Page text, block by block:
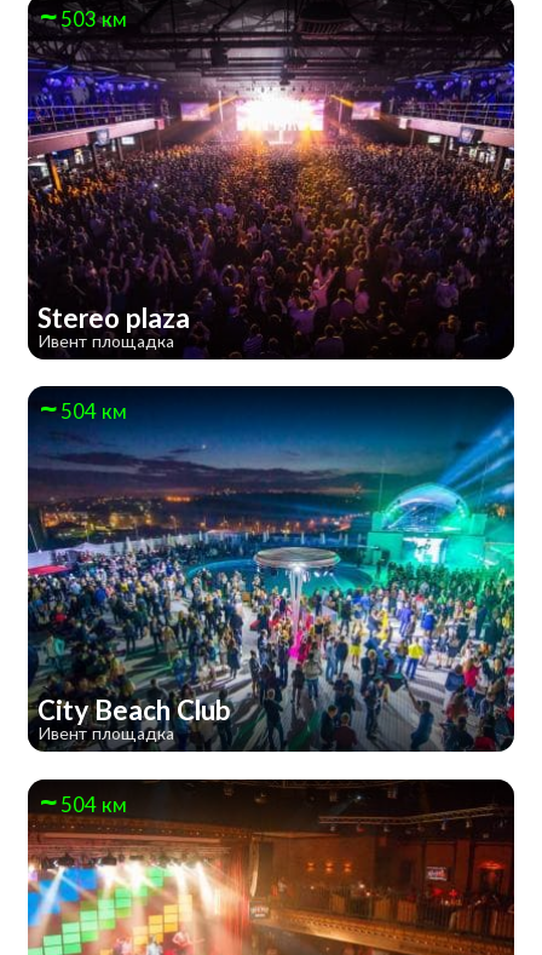
503 км
Stereo plaza
Ивент площадка
504 км
City Beach Club
Ивент площадка
504 км